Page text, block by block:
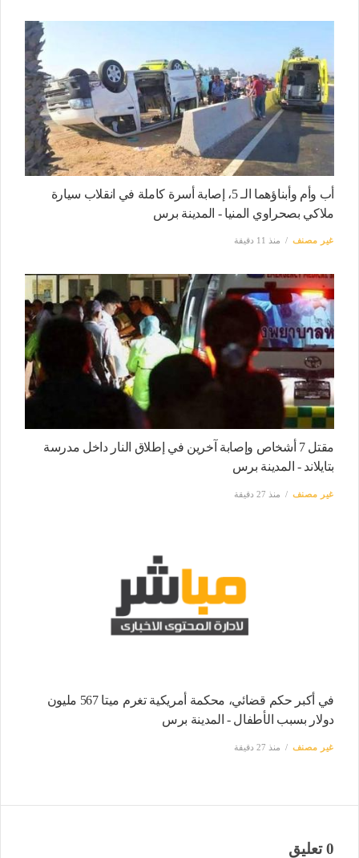
أب وأم وأبناؤهما الـ 5، إصابة أسرة كاملة في انقلاب سيارة
ملاكي بصحراوي المنيا - المدينة برس
غير مصنف منذ 11 دقيقة
مقتل 7 أشخاص وإصابة آخرين في إطلاق النار داخل مدرسة
بتايلاند - المدينة برس
غير مصنف منذ 27 دقيقة
في أكبر حكم قضائي، محكمة أمريكية تغرم ميتا 567 مليون
دولار بسبب الأطفال - المدينة برس
غير مصنف منذ 27 دقيقة
0 تعليق